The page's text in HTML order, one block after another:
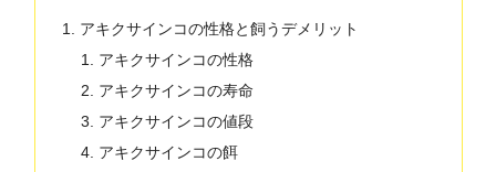
アキクサインコの性格と飼うデメリット
アキクサインコの性格
アキクサインコの寿命
アキクサインコの値段
アキクサインコの餌